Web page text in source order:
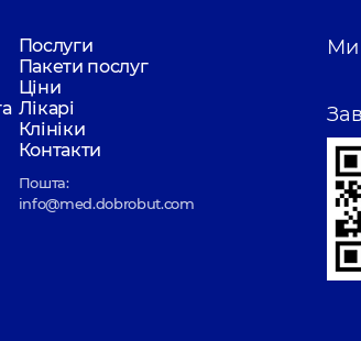
Послуги
Пакети послуг
Ціни
Лікарі
Клініки
Контакти
Пошта:
info@med.dobrobut.com
Ми